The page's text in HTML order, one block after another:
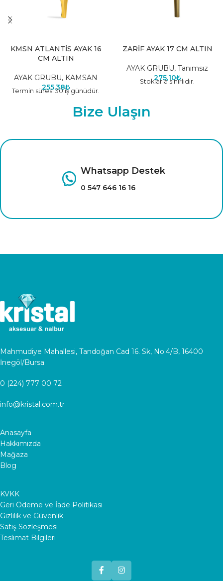
KMSN ATLANTİS AYAK 16
CM ALTIN
AYAK GRUBU, KAMSAN
255,38₺
Termin süresi 30 iş günüdür.
ZARİF AYAK 17 CM ALTIN
AYAK GRUBU, Tanımsız
275,10₺
Stoklarla sınırlıdır.
Bize Ulaşın
Whatsapp Destek
0 547 646 16 16
Mahmudiye Mahallesi, Tandoğan Cad 16. Sk, No:4/B, 16400
İnegöl/Bursa
0 (224) 777 00 72
info@kristal.com.tr
Anasayfa
Hakkımızda
Mağaza
Blog
KVKK
Geri Ödeme ve İade Politikası
Gizlilik ve Güvenlik
Satış Sözleşmesi
Teslimat Bilgileri